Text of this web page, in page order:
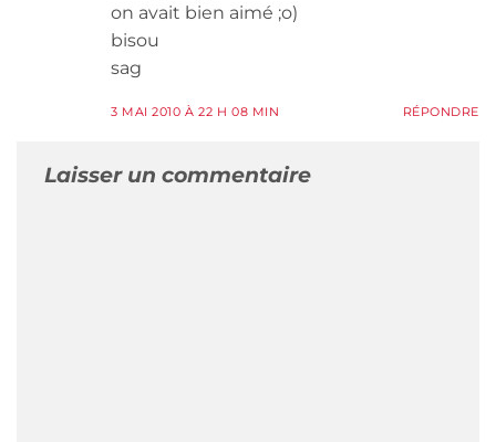
on avait bien aimé ;o)
bisou
sag
3 MAI 2010 À 22 H 08 MIN RÉPONDRE
Laisser un commentaire